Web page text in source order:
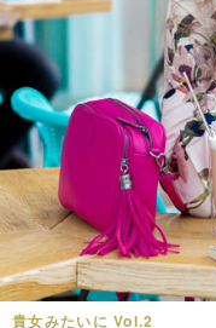
貴女みたいに Vol.2